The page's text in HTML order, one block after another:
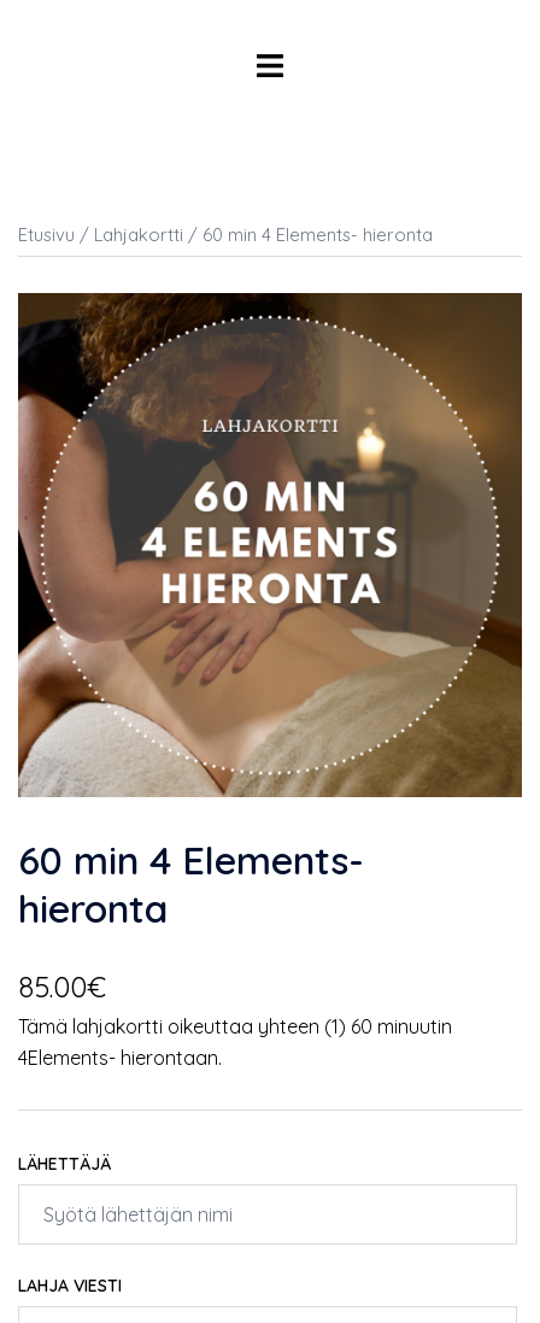
Toggle
Etusivu / Lahjakortti / 60 min 4 Elements- hieronta
60 min 4 Elements-
hieronta
85.00€
Tämä lahjakortti oikeuttaa yhteen (1) 60 minuutin
4Elements- hierontaan.
LÄHETTÄJÄ
LAHJA VIESTI